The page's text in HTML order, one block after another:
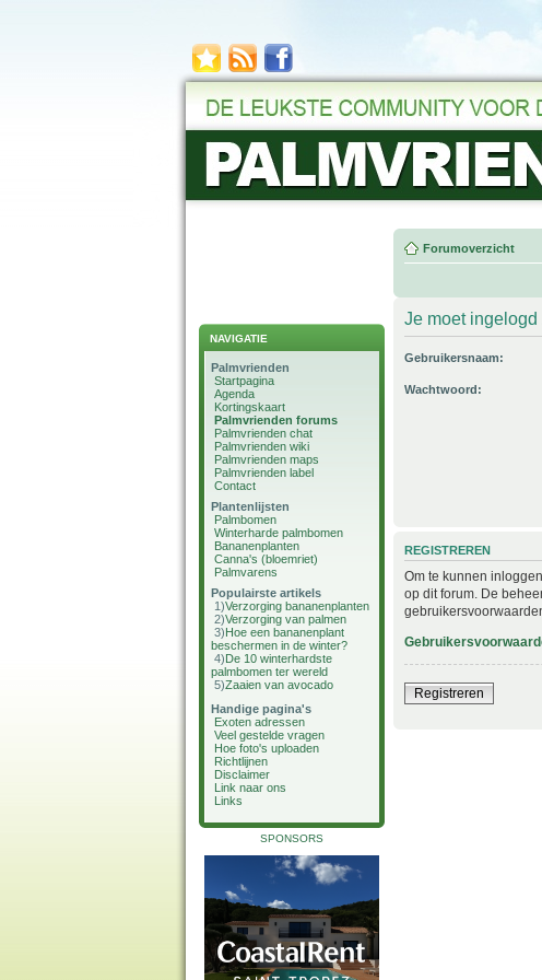
NAVIGATIE
Palmvrienden
Startpagina
Agenda
Kortingskaart
Palmvrienden forums
Palmvrienden chat
Palmvrienden wiki
Palmvrienden maps
Palmvrienden label
Contact
Plantenlijsten
Palmbomen
Winterharde palmbomen
Bananenplanten
Canna's (bloemriet)
Palmvarens
Populairste artikels
1)Verzorging bananenplanten
2)Verzorging van palmen
3)Hoe een bananenplant
beschermen in de winter?
4)De 10 winterhardste
palmbomen ter wereld
5)Zaaien van avocado
Handige pagina's
Exoten adressen
Veel gestelde vragen
Hoe foto's uploaden
Richtlijnen
Disclaimer
Link naar ons
Links
SPONSORS
Forumoverzicht
Je moet
Gebruikersnaam:
Wachtwoord:
REGISTREREN
Om te kunnen
op dit forum. De
Registreren